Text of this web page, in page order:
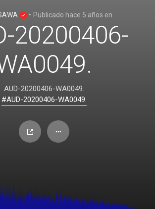
• Publicado hace 5 años en
20200406-
AUD-20200406-WA0049.
#AUD-20200406-WA0049.